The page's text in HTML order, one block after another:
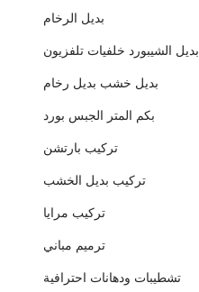
بديل الرخام
بديل الشيبورد خلفيات تلفزيون
بديل خشب بديل رخام
بكم المتر الجبس بورد
تركيب بارتشن
تركيب بديل الخشب
تركيب مرايا
ترميم مباني
تشطيبات ودهانات احترافية